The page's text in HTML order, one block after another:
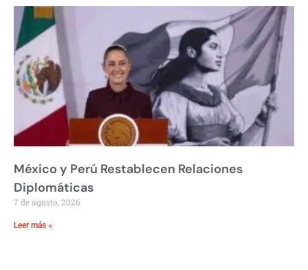
México y Perú Restablecen Relaciones
Diplomáticas
7 de agosto, 2026
Leer más »